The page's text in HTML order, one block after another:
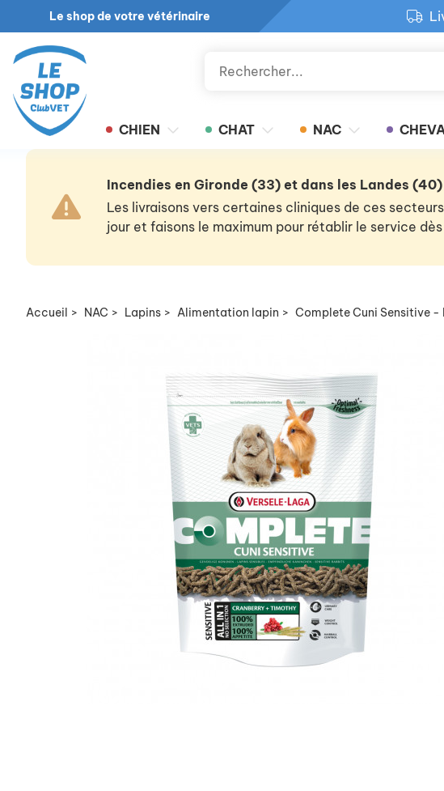
Le shop de votre vétérinaire
CHIEN CHAT NAC
Incendies en Gironde (33) et dans les Landes (40)
Les livraisons vers certaines cliniques de ces
jour et faisons le maximum pour rétablir le service
Accueil > NAC > Lapins > Alimentation lapin > Complete Cuni Sensitive -